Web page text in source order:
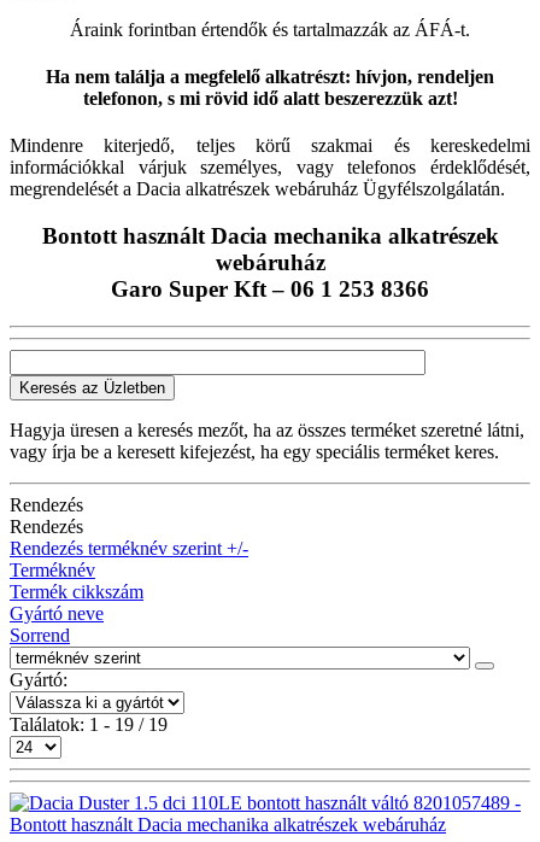
Áraink forintban értendők és tartalmazzák az ÁFÁ-t.
Ha nem találja a megfelelő alkatrészt: hívjon, rendeljen
telefonon, s mi rövid idő alatt beszerezzük azt!
Mindenre kiterjedő, teljes körű szakmai és kereskedelmi
információkkal várjuk személyes, vagy telefonos érdeklődését,
megrendelését a Dacia alkatrészek webáruház Ügyfélszolgálatán.
Bontott használt Dacia mechanika alkatrészek
webáruház
Garo Super Kft – 06 1 253 8366
Keresés az Üzletben
Hagyja üresen a keresés mezőt, ha az összes terméket szeretné látni,
vagy írja be a keresett kifejezést, ha egy speciális terméket keres.
Rendezés
Rendezés
Rendezés terméknév szerint +/-
Terméknév
Termék cikkszám
Gyártó neve
Sorrend
Gyártó:
Találatok: 1 - 19 / 19